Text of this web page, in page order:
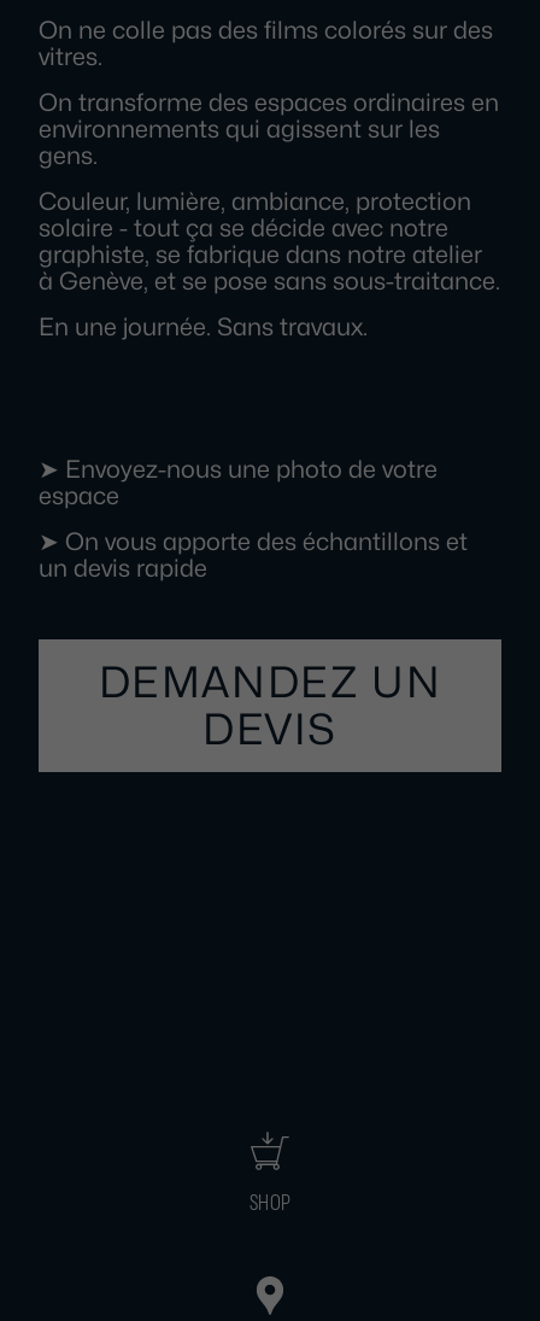
On ne colle pas des films colorés sur des
vitres.
On transforme des espaces ordinaires en
environnements qui agissent sur les
gens.
Couleur, lumière, ambiance, protection
solaire - tout ça se décide avec notre
graphiste, se fabrique dans notre atelier
à Genève, et se pose sans sous-traitance.
En une journée. Sans travaux.
➤ Envoyez-nous une photo de votre
espace
➤ On vous apporte des échantillons et
un devis rapide
DEMANDEZ UN
DEVIS
SHOP